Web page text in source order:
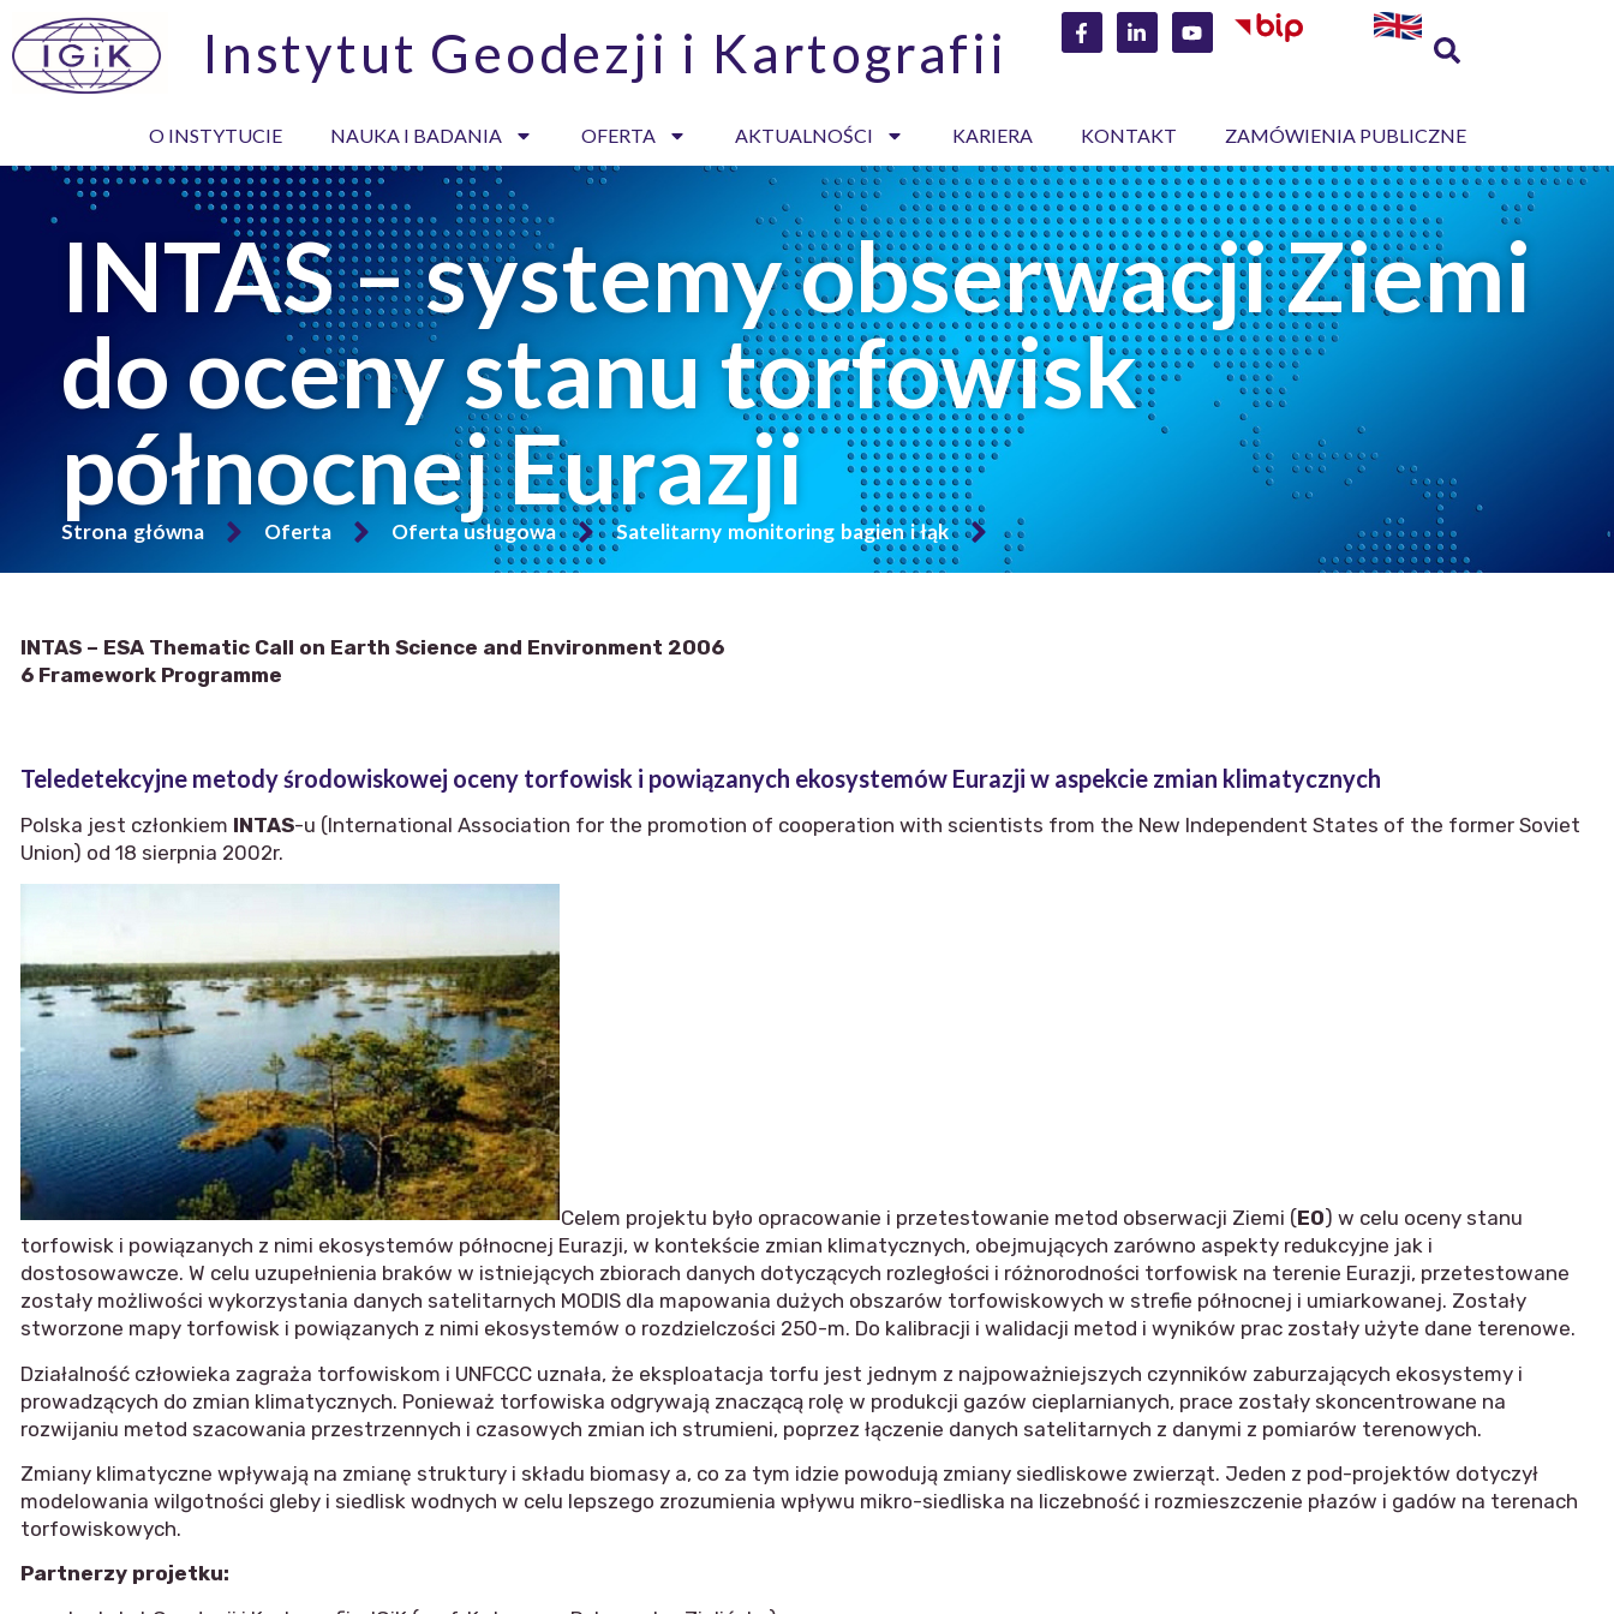
Instytut Geodezji i Kartografii
O INSTYTUCIE NAUKA I BADANIA OFERTA AKTUALNOŚCI KARIERA KONTAKT ZAMÓWIENIA PUBLICZNE
INTAS – systemy obserwacji Ziemi
do oceny stanu torfowisk
północnej Eurazji
Strona główna Oferta Oferta usługowa Satelitarny monitoring bagien i łąk
INTAS – ESA Thematic Call on Earth Science and Environment 2006
6 Framework Programme
Teledetekcyjne metody środowiskowej oceny torfowisk i powiązanych ekosystemów Eurazji w aspekcie zmian klimatycznych
Polska jest członkiem INTAS-u (International Association for the promotion of cooperation with scientists from the New Independent States of the former Soviet
Union) od 18 sierpnia 2002r.
Celem projektu było opracowanie i przetestowanie metod obserwacji Ziemi (EO) w celu oceny stanu
torfowisk i powiązanych z nimi ekosystemów północnej Eurazji, w kontekście zmian klimatycznych, obejmujących zarówno aspekty redukcyjne jak i
dostosowawcze. W celu uzupełnienia braków w istniejących zbiorach danych dotyczących rozległości i różnorodności torfowisk na terenie Eurazji, przetestowane
zostały możliwości wykorzystania danych satelitarnych MODIS dla mapowania dużych obszarów torfowiskowych w strefie północnej i umiarkowanej. Zostały
stworzone mapy torfowisk i powiązanych z nimi ekosystemów o rozdzielczości 250-m. Do kalibracji i walidacji metod i wyników prac zostały użyte dane terenowe.
Działalność człowieka zagraża torfowiskom i UNFCCC uznała, że eksploatacja torfu jest jednym z najpoważniejszych czynników zaburzających ekosystemy i
prowadzących do zmian klimatycznych. Ponieważ torfowiska odgrywają znaczącą rolę w produkcji gazów cieplarnianych, prace zostały skoncentrowane na
rozwijaniu metod szacowania przestrzennych i czasowych zmian ich strumieni, poprzez łączenie danych satelitarnych z danymi z pomiarów terenowych.
Zmiany klimatyczne wpływają na zmianę struktury i składu biomasy a, co za tym idzie powodują zmiany siedliskowe zwierząt. Jeden z pod-projektów dotyczył
modelowania wilgotności gleby i siedlisk wodnych w celu lepszego zrozumienia wpływu mikro-siedliska na liczebność i rozmieszczenie płazów i gadów na terenach
torfowiskowych.
Partnerzy projetku: